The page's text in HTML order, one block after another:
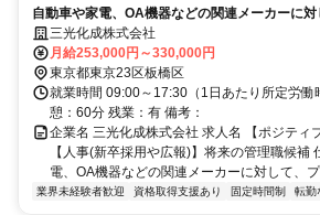
自動車や家電、OA機器などの関連メーカーに
を開発、製造している当社にて新卒採用や社内
ご担当いただきます。将来の管理職候補として
三光化成株式会社
月給253,000円～330,000円
東京都東京23区板橋区
就業時間 09:00～17:30（1日あたり所定労働
憩：60分 残業：有 備考：
企業名 三光化成株式会社 求人名 【ポジティ
【人事(新卒採用や広報)】将来の管理職候補
電、OA機器などの関連メーカーに対して、
業界未経験者歓迎 資格取得支援あり 固定時間制 転勤